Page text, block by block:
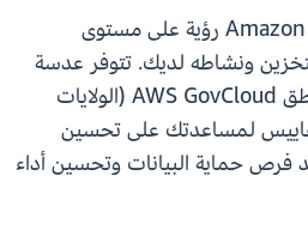
توفر عدسة تخزين Amazon S3 رؤية على مستوى
ونشاطه لديك. تتوفر عدسة
تخزين S3 الآن في مناطق AWS GovCloud (الولايات
لمساعدتك على تحسين
فرص حماية البيانات وتحسين أداء